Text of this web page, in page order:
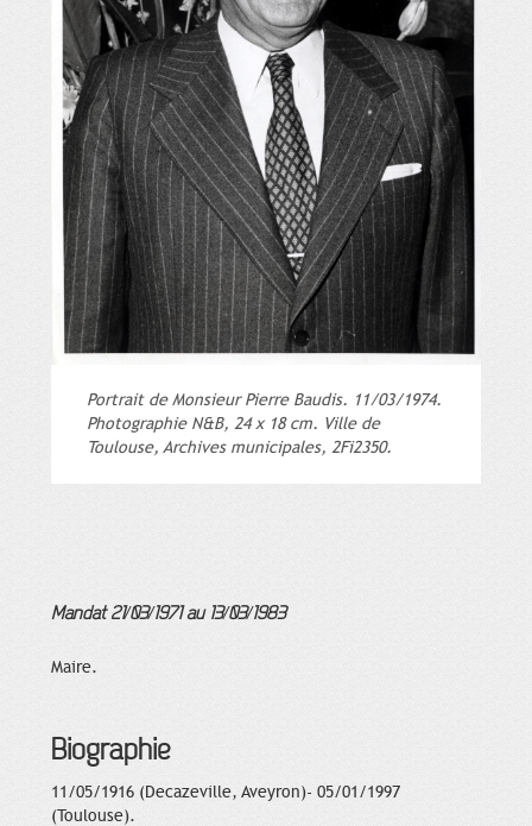
Portrait de Monsieur Pierre Baudis. 11/03/1974.
Photographie N&B, 24 x 18 cm. Ville de
Toulouse, Archives municipales, 2Fi2350.
Mandat 21/03/1971 au 13/03/1983
Maire.
Biographie
11/05/1916 (Decazeville, Aveyron)- 05/01/1997
(Toulouse).